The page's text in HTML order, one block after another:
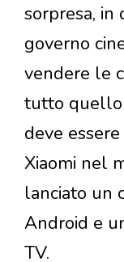
sorpresa,
governo
vendere le
tutto quello
deve
Xiaomi nel
lanciato un
Android e
TV.